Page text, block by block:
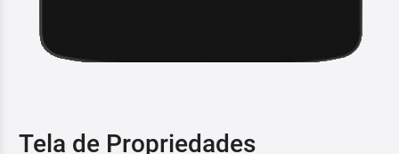
Tela de Propriedades